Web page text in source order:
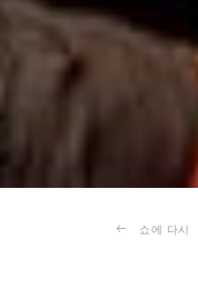
쇼에 다시